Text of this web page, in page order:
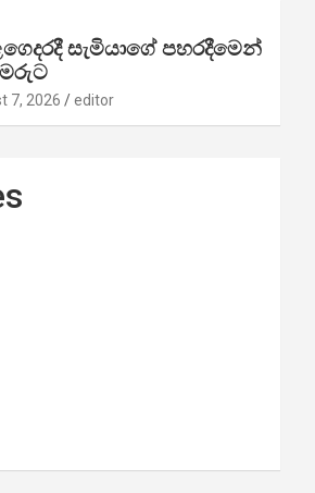
සැමියාගේ පහරදීමෙන්
මරුට
7, 2026 editor